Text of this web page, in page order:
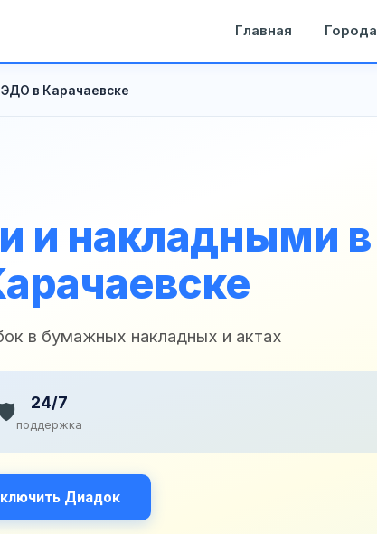
Главная Города
в Карачаевске
и накладными в
в бумажных накладных и актах
24/7
поддержка
Диадок